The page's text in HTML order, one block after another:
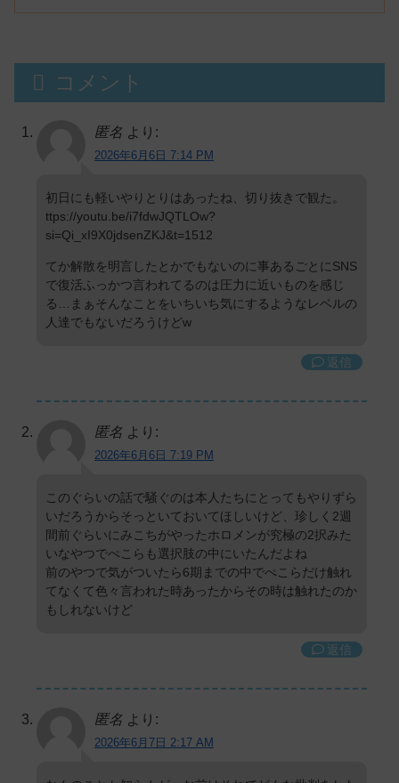
コメント
匿名 より:
2026年6月6日 7:14 PM
初日にも軽いやりとりはあったね、切り抜きで観た。
ttps://youtu.be/i7fdwJQTLOw?
si=Qi_xI9X0jdsenZKJ&t=1512
てか解散を明言したとかでもないのに事あるごとにSNS
で復活ふっかつ言われてるのは圧力に近いものを感じ
る…まぁそんなことをいちいち気にするようなレベルの
人達でもないだろうけどw
返信
匿名 より:
2026年6月6日 7:19 PM
このぐらいの話で騒ぐのは本人たちにとってもやりずら
いだろうからそっといておいてほしいけど、珍しく2週
間前ぐらいにみこちがやったホロメンが究極の2択みた
いなやつでぺこらも選択肢の中にいたんだよね
前のやつで気がついたら6期までの中でぺこらだけ触れ
てなくて色々言われた時あったからその時は触れたのか
もしれないけど
返信
匿名 より:
2026年6月7日 2:17 AM